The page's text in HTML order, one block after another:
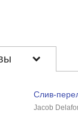
Слив-
Jacob